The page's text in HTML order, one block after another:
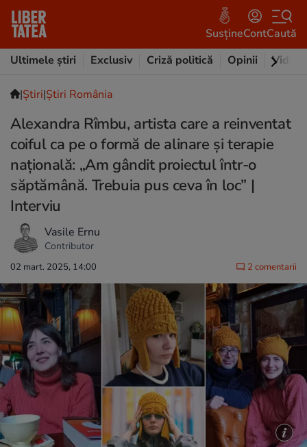
SusțineContCaută
Ultimele știri
Exclusiv Criză politică Opinii Video
|Ştiri|Știri România
Alexandra Rîmbu, artista care a reinventat
coiful ca pe o formă de alinare și terapie
națională: „Am gândit proiectul într-o
săptămână. Trebuia pus ceva în loc” |
Interviu
Vasile Ernu
Contributor
02 mart. 2025, 14:00 2 comentarii